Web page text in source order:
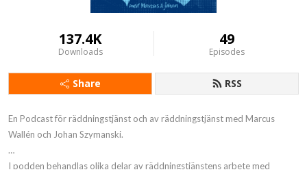
137.4K
Downloads
49
Episodes
Share RSS
En Podcast för räddningstjänst och av räddningstjänst med Marcus
Wallén och Johan Szymanski.
I podden behandlas olika delar av räddningstjänstens arbete med